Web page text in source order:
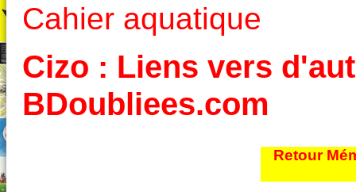
Cahier aquatique
Cizo : Liens vers
BDoubliees.com
Retour